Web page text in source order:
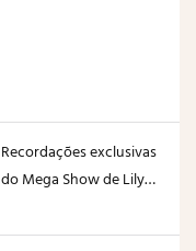
Recordações exclusivas
do Mega Show de Lily